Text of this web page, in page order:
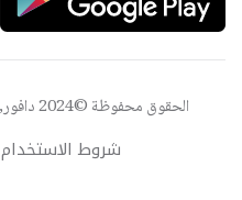
الحقوق محفوظة ©2024 دافور, أحد مشاريع مجموعة
شروط الاستخدام